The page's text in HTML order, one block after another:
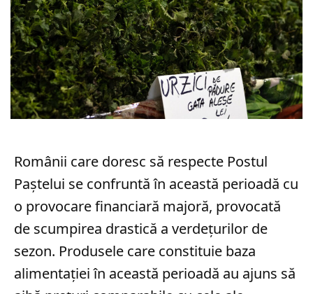
Românii care doresc să respecte Postul
Paștelui se confruntă în această perioadă cu
o provocare financiară majoră, provocată
de scumpirea drastică a verdețurilor de
sezon. Produsele care constituie baza
alimentației în această perioadă au ajuns să